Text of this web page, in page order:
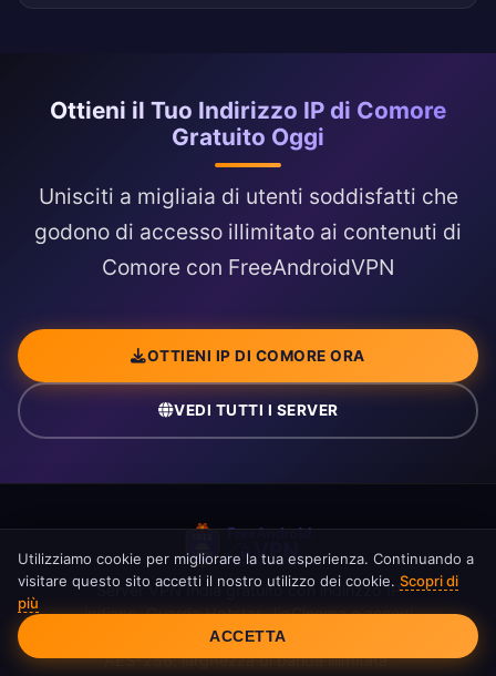
Ottieni il Tuo Indirizzo IP di Comore
Gratuito Oggi
Unisciti a migliaia di utenti soddisfatti che
godono di accesso illimitato ai contenuti di
Comore con FreeAndroidVPN
OTTIENI IP DI COMORE ORA
VEDI TUTTI I SERVER
Server VPN India gratuito con indirizzo IP
indiano. Guarda Hotstar, JioCinema e accedi
ai contenuti indiani in sicurezza. Crittografia
AES-256, larghezza di banda illimitata.
Consenso Cookie
Utilizziamo cookie per migliorare la tua esperienza. Continuando a
visitare questo sito accetti il nostro utilizzo dei cookie. Scopri di
più
ACCETTA